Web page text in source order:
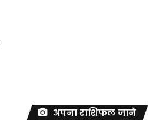
अपना राशिफल जाने